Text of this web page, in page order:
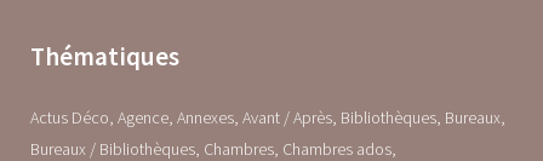
Thématiques
Actus Déco Agence Annexes Avant / Après Bibliothèques Bureaux
Bureaux / Bibliothèques Chambres Chambres ados